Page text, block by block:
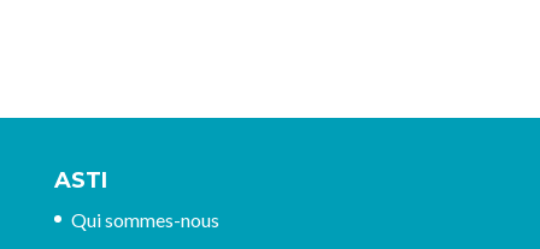
ASTI
Qui sommes-nous